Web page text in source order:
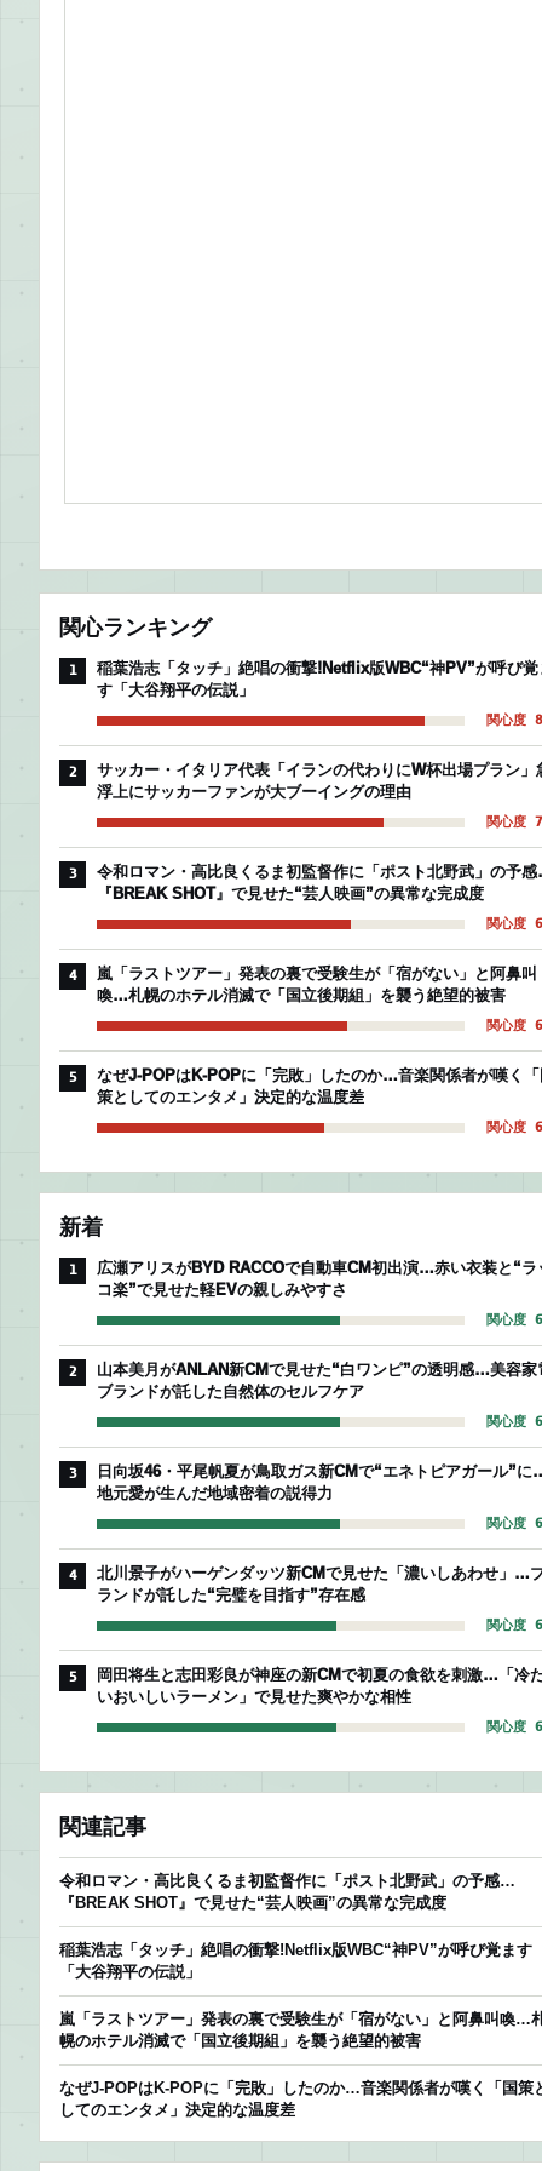
関心ランキング
1
稲葉浩志「タッチ」絶唱の衝撃!Netflix版WBC“神PV”が呼び覚
す「大谷翔平の伝説」
関心度
2
サッカー・イタリア代表「イランの代わりにW杯出場プラン」
浮上にサッカーファンが大ブーイングの理由
関心度
3
令和ロマン・高比良くるま初監督作に「ポスト北野武」の予
『BREAK SHOT』で見せた“芸人映画”の異常な完成度
関心度
4
嵐「ラストツアー」発表の裏で受験生が「宿がない」と阿鼻叫
喚…札幌のホテル消滅で「国立後期組」を襲う絶望的被害
関心度
5
なぜJ-POPはK-POPに「完敗」したのか…音楽関係者が嘆く
策としてのエンタメ」決定的な温度差
関心度
新着
1
広瀬アリスがBYD RACCOで自動車CM初出演…赤い衣装と“ラ
コ楽”で見せた軽EVの親しみやすさ
関心度
2
山本美月がANLAN新CMで見せた“白ワンピ”の透明感…美容家
ブランドが託した自然体のセルフケア
関心度
3
日向坂46・平尾帆夏が鳥取ガス新CMで“エネトピアガール”に
地元愛が生んだ地域密着の説得力
関心度
4
北川景子がハーゲンダッツ新CMで見せた「濃いしあわせ」…
ランドが託した“完璧を目指す”存在感
関心度
5
岡田将生と志田彩良が神座の新CMで初夏の食欲を刺激…「冷
いおいしいラーメン」で見せた爽やかな相性
関心度
関連記事
令和ロマン・高比良くるま初監督作に「ポスト北野武」の予感…
『BREAK SHOT』で見せた“芸人映画”の異常な完成度
稲葉浩志「タッチ」絶唱の衝撃!Netflix版WBC“神PV”が呼び覚ます
「大谷翔平の伝説」
嵐「ラストツアー」発表の裏で受験生が「宿がない」と阿鼻叫喚…
幌のホテル消滅で「国立後期組」を襲う絶望的被害
なぜJ-POPはK-POPに「完敗」したのか…音楽関係者が嘆く「国策
してのエンタメ」決定的な温度差